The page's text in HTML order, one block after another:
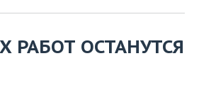
РАБОТ ОСТАНУТСЯ